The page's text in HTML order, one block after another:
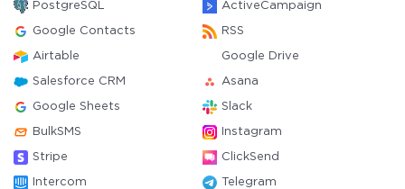
PostgreSQL ActiveCampaign
Google Contacts RSS
Airtable Google Drive
Salesforce CRM Asana
Google Sheets Slack
BulkSMS Instagram
Stripe ClickSend
Intercom Telegram